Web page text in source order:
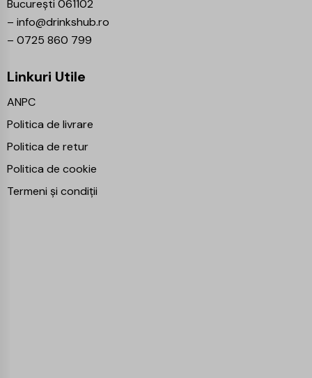
București 061102
– info@drinkshub.ro
– 0725 860 799
Linkuri Utile
ANPC
Politica de livrare
Politica de retur
Politica de cookie
Termeni și condiții